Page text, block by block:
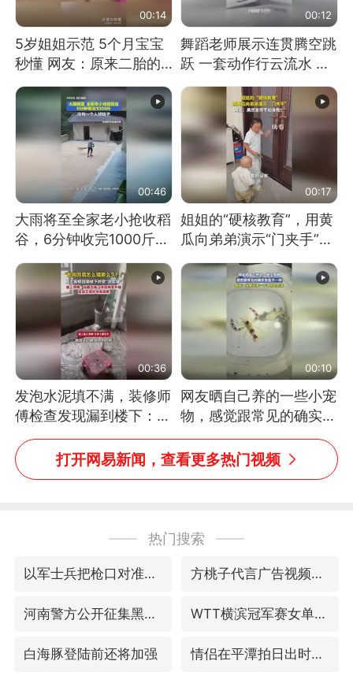
00:14
5岁姐姐示范 5个月宝宝
秒懂 网友：原来二胎的
快乐长这样
00:12
舞蹈老师展示连贯腾空跳
跃 一套动作行云流水 节
奏感拉满 网友：怎么做
到又舞又武的？
00:46
大雨将至全家老小抢收稻
谷，6分钟收完1000斤，
没有一个人掉链子
00:17
姐姐的“硬核教育”，用黄
瓜向弟弟演示“门夹手”，
网友：果然言传不如身
教！
00:36
发泡水泥填不满，装修师
傅检查发现漏到楼下：出
风口未延伸到外墙
00:10
网友晒自己养的一些小宠
物，感觉跟常见的确实有
些不一样
打开网易新闻，查看更多热门视频
热门搜索
以军士兵把枪口对准中国记者 方桃子代言广告视频已下架
河南警方公开征集黑恶犯罪线索 WTT横滨冠军赛女单四强国乒占三席
白海豚登陆前还将加强 情侣在平潭拍日出时坠崖致一死一伤